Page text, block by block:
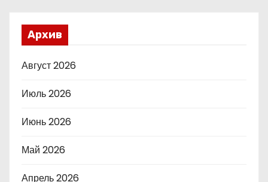
Архив
Август 2026
Июль 2026
Июнь 2026
Май 2026
Апрель 2026